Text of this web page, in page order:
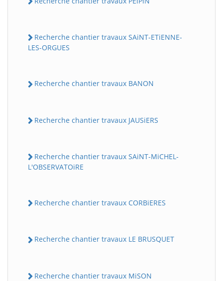
Recherche chantier travaux SAiNT-ETiENNE-
LES-ORGUES
Recherche chantier travaux BANON
Recherche chantier travaux JAUSiERS
Recherche chantier travaux SAiNT-MiCHEL-
L'OBSERVATOiRE
Recherche chantier travaux CORBiERES
Recherche chantier travaux LE BRUSQUET
Recherche chantier travaux MiSON